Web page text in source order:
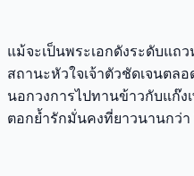
แม้จะเป็นพระเอกดังระดับแถ
สถานะหัวใจเจ้าตัวชัดเจนตล
นอกวงการไปทานข้าวกับแก๊
ตอกย้ำรักมั่นคงที่ยาวนานกว่า